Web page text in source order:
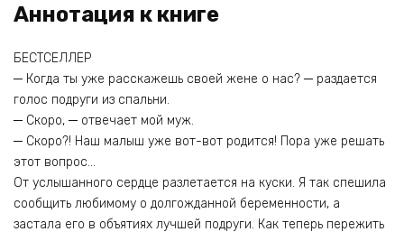
Аннотация к книге
БЕСТСЕЛЛЕР‍‍
─ Когда ты уже расскажешь своей жене о нас? ─ раздается
голос подруги из спальни.
─ Скоро, ─ отвечает мой муж.
─ Скоро?! Наш малыш уже вот-вот родится! Пора уже решать
этот вопрос…
От услышанного сердце разлетается на куски. Я так спешила
сообщить любимому о долгожданной беременности, а
застала его в объятиях лучшей подруги. Как теперь пережить